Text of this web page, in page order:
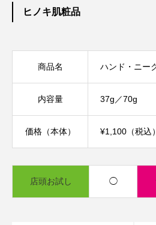
ヒノキ肌粧品
商品名 ハンド・ニー
内容量 37g／70g
価格（本体） ¥1,100（税込
店頭お試し ◯